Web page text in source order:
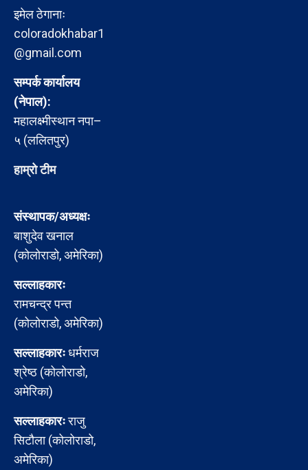
इमेल ठेगानाः
coloradokhabar1
@gmail.com
सम्पर्क कार्यालय
(नेपाल):
महालक्ष्मीस्थान नपा–
५ (ललितपुर)
हाम्रो टीम
संस्थापक/अध्यक्षः
बाशुदेव खनाल
(कोलोराडो, अमेरिका)
सल्लाहकारः
रामचन्द्र पन्त
(कोलोराडो, अमेरिका)
सल्लाहकारःधर्मराज
श्रेष्ठ (कोलोराडो,
अमेरिका)
सल्लाहकारःराजु
सिटौला (कोलोराडो,
अमेरिका)